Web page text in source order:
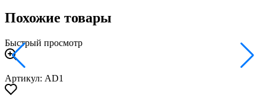
Похожие товары
Быстрый просмотр
Артикул: AD1